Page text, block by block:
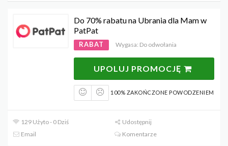
Do 70% rabatu na Ubrania dla Mam w
PatPat
RABAT Wygasa: Do odwołania
UPOLUJ PROMOCJĘ
100% ZAKOŃCZONE POWODZENIEM
129 Użyto - 0 Dziś
Udostępnij
Email
Komentarze